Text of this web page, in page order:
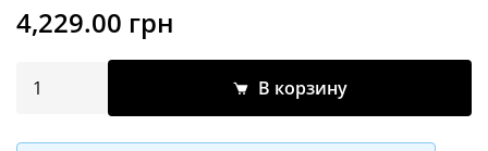
4,229.00 грн
В корзину